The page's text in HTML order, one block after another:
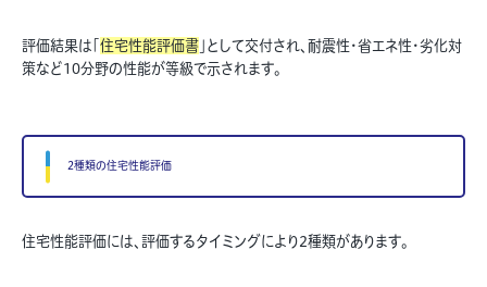
評価結果は「 住宅性能評価書」として交付され、耐震性・省エネ性・劣化対
策など10分野の性能が等級で示されます。
2種類の住宅性能評価
住宅性能評価には、評価するタイミングにより2種類があります。